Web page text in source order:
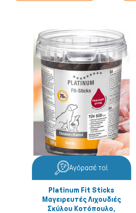
Αγόρασέ το!
Platinum Fit Sticks
Μαγειρευτές Λιχουδιές
Σκύλου Κοτόπουλο,